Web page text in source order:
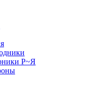
Р~Я